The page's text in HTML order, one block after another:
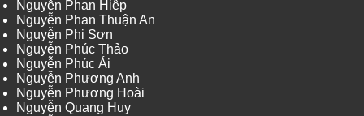
Nguyễn Phan Hiệp
Nguyễn Phan Thuận An
Nguyễn Phi Sơn
Nguyễn Phúc Thảo
Nguyễn Phúc Ái
Nguyễn Phương Anh
Nguyễn Phương Hoài
Nguyễn Quang Huy